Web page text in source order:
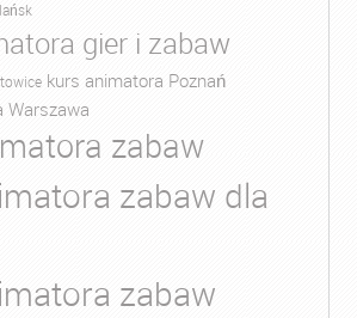
gier i zabaw
kurs animatora Poznań
Warszawa
zabaw
zabaw dla
zabaw